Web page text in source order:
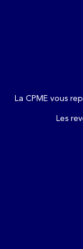
La CPME vous
Les